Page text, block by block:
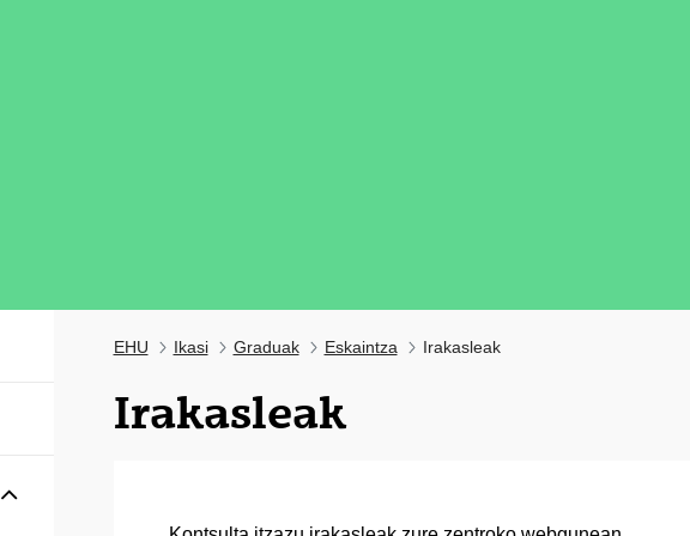
Erakutsi/izkutatu azpiorriak
EHU Ikasi Graduak Eskaintza Irakasleak
Irakasleak